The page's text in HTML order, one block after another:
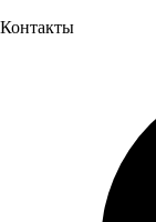
Контакты